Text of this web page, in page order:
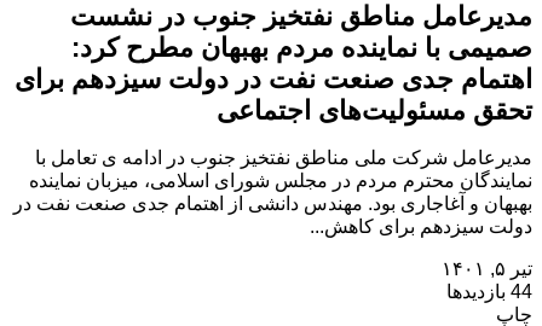
مدیرعامل مناطق نفتخیز جنوب در نشست
صمیمی با نماینده مردم بهبهان مطرح کرد:
اهتمام جدی صنعت نفت در دولت سیزدهم برای
تحقق مسئولیت‌های اجتماعی
مدیرعامل شرکت ملی مناطق نفتخیز جنوب در ادامه ی تعامل با
نمایندگان محترم مردم در مجلس شورای اسلامی، میزبان نماینده
بهبهان و آغاجاری بود. مهندس دانشی از اهتمام جدی صنعت نفت در
دولت سیزدهم برای کاهش...
تیر ۵, ۱۴۰۱
44 بازدیدها
چاپ